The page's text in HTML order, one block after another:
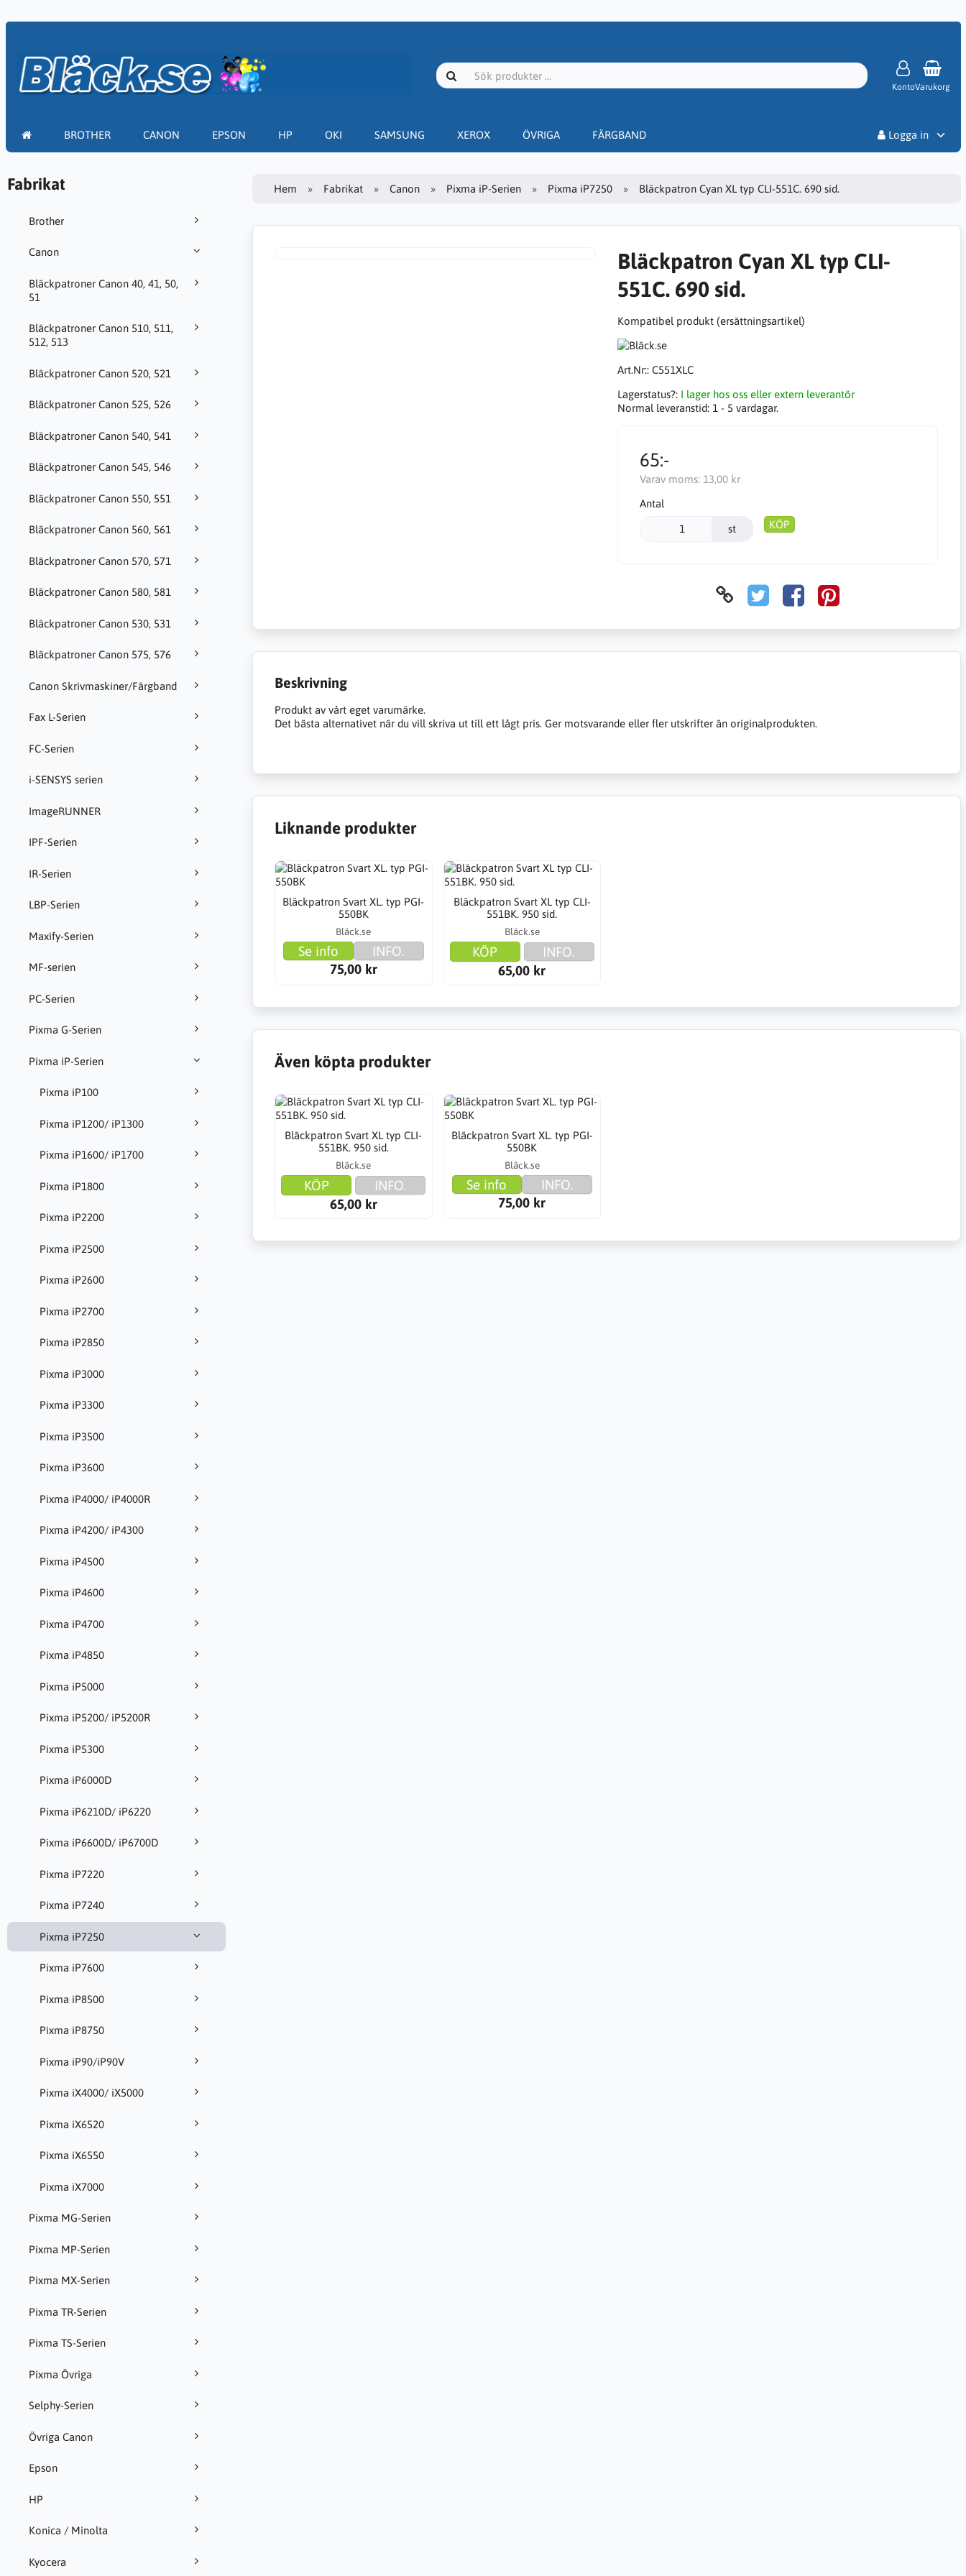
KontoVarukorg
BROTHER CANON EPSON HP OKI SAMSUNG XEROX ÖVRIGA FÄRGBAND
Logga in
Fabrikat
Brother
Canon
Bläckpatroner Canon 40, 41, 50,
51
Bläckpatroner Canon 510, 511,
512, 513
Bläckpatroner Canon 520, 521
Bläckpatroner Canon 525, 526
Bläckpatroner Canon 540, 541
Bläckpatroner Canon 545, 546
Bläckpatroner Canon 550, 551
Bläckpatroner Canon 560, 561
Bläckpatroner Canon 570, 571
Bläckpatroner Canon 580, 581
Bläckpatroner Canon 530, 531
Bläckpatroner Canon 575, 576
Canon Skrivmaskiner/Färgband
Fax L-Serien
FC-Serien
i-SENSYS serien
ImageRUNNER
IPF-Serien
IR-Serien
LBP-Serien
Maxify-Serien
MF-serien
PC-Serien
Pixma G-Serien
Pixma iP-Serien
Pixma iP100
Pixma iP1200/ iP1300
Pixma iP1600/ iP1700
Pixma iP1800
Pixma iP2200
Pixma iP2500
Pixma iP2600
Pixma iP2700
Pixma iP2850
Pixma iP3000
Pixma iP3300
Pixma iP3500
Pixma iP3600
Pixma iP4000/ iP4000R
Pixma iP4200/ iP4300
Pixma iP4500
Pixma iP4600
Pixma iP4700
Pixma iP4850
Pixma iP5000
Pixma iP5200/ iP5200R
Pixma iP5300
Pixma iP6000D
Pixma iP6210D/ iP6220
Pixma iP6600D/ iP6700D
Pixma iP7220
Pixma iP7240
Pixma iP7250
Pixma iP7600
Pixma iP8500
Pixma iP8750
Pixma iP90/iP90V
Pixma iX4000/ iX5000
Pixma iX6520
Pixma iX6550
Pixma iX7000
Pixma MG-Serien
Pixma MP-Serien
Pixma MX-Serien
Pixma TR-Serien
Pixma TS-Serien
Pixma Övriga
Selphy-Serien
Övriga Canon
Epson
HP
Konica / Minolta
Kyocera
Hem Fabrikat Canon Pixma iP-Serien Pixma iP7250 Bläckpatron Cyan XL typ CLI-551C. 690 sid.
Bläckpatron Cyan XL typ CLI-
551C. 690 sid.
Kompatibel produkt (ersättningsartikel)
Art.Nr:: C551XLC
Lagerstatus?: I lager hos oss eller extern leverantör
Normal leveranstid: 1 - 5 vardagar.
65:-
Varav moms: 13,00 kr
Antal
st KÖP
Beskrivning
Produkt av vårt eget varumärke.
Det bästa alternativet när du vill skriva ut till ett lågt pris. Ger motsvarande eller fler utskrifter än originalprodukten.
Liknande produkter
Bläckpatron Svart XL. typ PGI-
550BK
Bläck.se
Se info
INFO.
75,00 kr
Bläckpatron Svart XL typ CLI-
551BK. 950 sid.
Bläck.se
KÖP
INFO.
65,00 kr
Även köpta produkter
Bläckpatron Svart XL typ CLI-
551BK. 950 sid.
Bläck.se
KÖP
INFO.
65,00 kr
Bläckpatron Svart XL. typ PGI-
550BK
Bläck.se
Se info
INFO.
75,00 kr